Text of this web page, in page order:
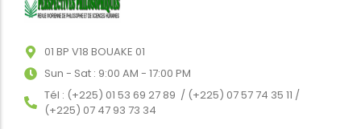
01 BP V18 BOUAKE 01
Sun - Sat : 9:00 AM - 17:00 PM
Tél : (+225) 01 53 69 27 89 / (+225) 07 57 74 35 11 /
(+225) 07 47 93 73 34